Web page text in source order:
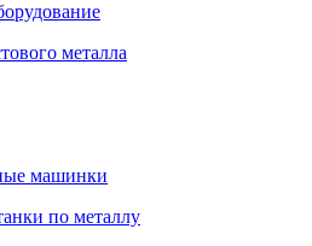
металла
машинки
по металлу